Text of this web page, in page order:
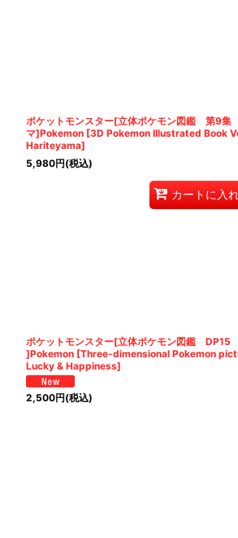
ポケットモンスター[立体ポケモン図鑑 第9集
マ]Pokemon [3D Pokemon Illustrated Book
Hariteyama]
5,980円(税込)
カートに入
ポケットモンスター[立体ポケモン図鑑 DP15
]Pokemon [Three-dimensional Pokemon
Lucky & Happiness]
2,500円(税込)